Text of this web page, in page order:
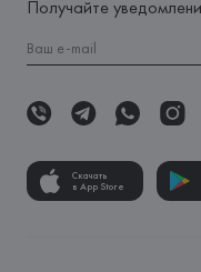
Получайте
Скачать
в App Store